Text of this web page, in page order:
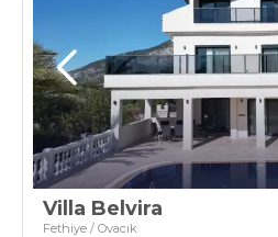
Villa Belvira
Fethiye / Ovacık